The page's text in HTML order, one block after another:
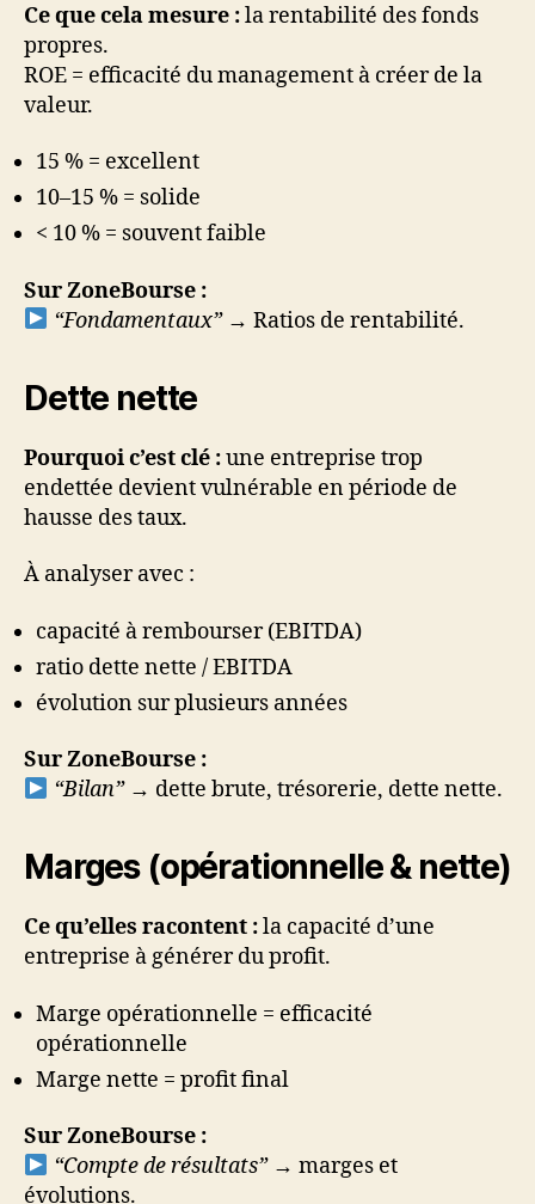
Ce que cela mesure :la rentabilité des fonds
propres.
ROE = efficacité du management à créer de la
valeur.
15 % = excellent
10–15 % = solide
< 10 % = souvent faible
Sur ZoneBourse :
“Fondamentaux”→ Ratios de rentabilité.
Dette nette
Pourquoi c’est clé :une entreprise trop
endettée devient vulnérable en période de
hausse des taux.
À analyser avec :
capacité à rembourser (EBITDA)
ratio dette nette / EBITDA
évolution sur plusieurs années
Sur ZoneBourse :
“Bilan”→ dette brute, trésorerie, dette nette.
Marges (opérationnelle & nette)
Ce qu’elles racontent :la capacité d’une
entreprise à générer du profit.
Marge opérationnelle = efficacité
opérationnelle
Marge nette = profit final
Sur ZoneBourse :
“Compte de résultats”→ marges et
évolutions.